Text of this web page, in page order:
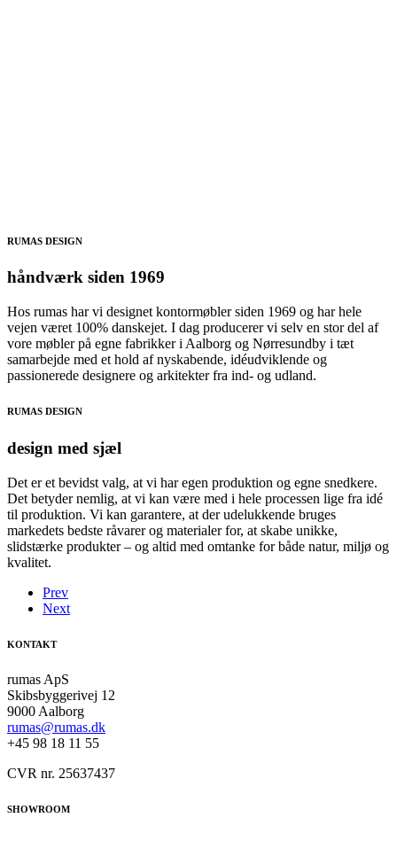
RUMAS DESIGN
håndværk siden 1969
Hos rumas har vi designet kontormøbler siden 1969 og har hele
vejen været 100% danskejet. I dag producerer vi selv en stor del af
vore møbler på egne fabrikker i Aalborg og Nørresundby i tæt
samarbejde med et hold af nyskabende, idéudviklende og
passionerede designere og arkitekter fra ind- og udland.
RUMAS DESIGN
design med sjæl
Det er et bevidst valg, at vi har egen produktion og egne snedkere.
Det betyder nemlig, at vi kan være med i hele processen lige fra idé
til produktion. Vi kan garantere, at der udelukkende bruges
markedets bedste råvarer og materialer for, at skabe unikke,
slidstærke produkter – og altid med omtanke for både natur, miljø og
kvalitet.
Prev
Next
KONTAKT
rumas ApS
Skibsbyggerivej 12
9000 Aalborg
rumas@rumas.dk
+45 98 18 11 55
CVR nr. 25637437
SHOWROOM